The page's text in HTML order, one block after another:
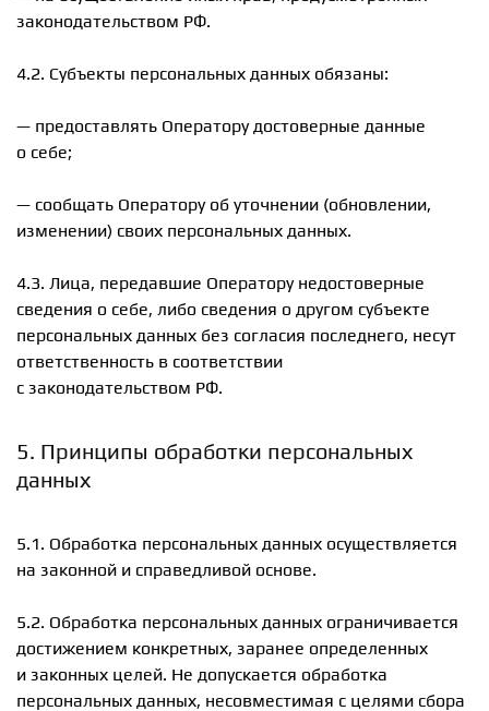
законодательством РФ.
4.2. Субъекты персональных данных обязаны:
— предоставлять Оператору достоверные данные
о себе;
— сообщать Оператору об уточнении (обновлении,
изменении) своих персональных данных.
4.3. Лица, передавшие Оператору недостоверные
сведения о себе, либо сведения о другом субъекте
персональных данных без согласия последнего, несут
ответственность в соответствии
с законодательством РФ.
5. Принципы обработки персональных
данных
5.1. Обработка персональных данных осуществляется
на законной и справедливой основе.
5.2. Обработка персональных данных ограничивается
достижением конкретных, заранее определенных
и законных целей. Не допускается обработка
персональных данных, несовместимая с целями сбора